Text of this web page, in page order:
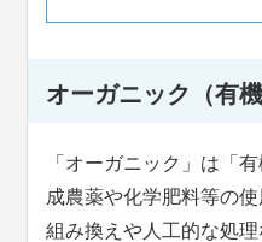
オーガニック（有
「オーガニック」は「
成農薬や化学肥料等の
組み換えや人工的な処